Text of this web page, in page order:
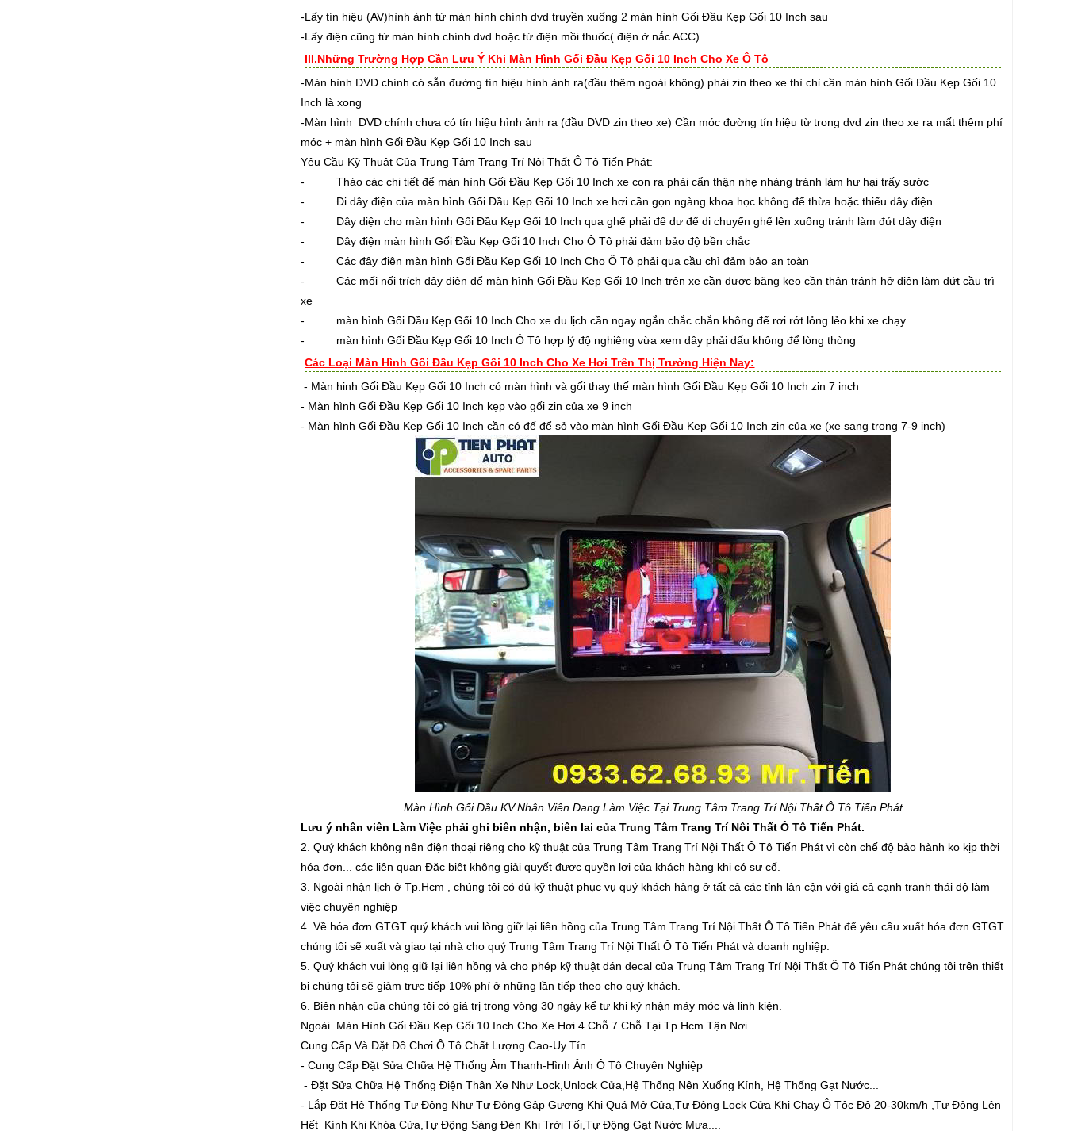
-Lấy tín hiệu (AV)hình ảnh từ màn hình chính dvd truyền xuống 2 màn hình Gối Đầu Kẹp Gối 10 Inch sau
-Lấy điện cũng từ màn hình chính dvd hoặc từ điện mồi thuốc( điện ở nắc ACC)
III.Những Trường Hợp Cần Lưu Ý Khi Màn Hình Gối Đầu Kẹp Gối 10 Inch Cho Xe Ô Tô
-Màn hình DVD chính có sẵn đường tín hiệu hình ảnh ra(đầu thêm ngoài không) phải zin theo xe thì chỉ cần màn hình Gối Đầu Kẹp Gối 10
Inch là xong
-Màn hình DVD chính chưa có tín hiệu hình ảnh ra (đầu DVD zin theo xe) Cần móc đường tín hiệu từ trong dvd zin theo xe ra mất thêm phí
móc + màn hình Gối Đầu Kẹp Gối 10 Inch sau
Yêu Cầu Kỹ Thuật Của Trung Tâm Trang Trí Nội Thất Ô Tô Tiến Phát:
- Tháo các chi tiết để màn hình Gối Đầu Kẹp Gối 10 Inch xe con ra phải cẩn thận nhẹ nhàng tránh làm hư hại trấy sước
- Đi dây điện của màn hình Gối Đầu Kẹp Gối 10 Inch xe hơi cần gọn ngàng khoa học không để thừa hoặc thiếu dây điện
- Dây diện cho màn hình Gối Đầu Kẹp Gối 10 Inch qua ghế phải để dư để di chuyển ghế lên xuống tránh làm đứt dây điện
- Dây điện màn hình Gối Đầu Kẹp Gối 10 Inch Cho Ô Tô phải đảm bảo độ bền chắc
- Các đây điện màn hình Gối Đầu Kẹp Gối 10 Inch Cho Ô Tô phải qua cầu chì đảm bảo an toàn
- Các mối nối trích dây điện để màn hình Gối Đầu Kẹp Gối 10 Inch trên xe cần được băng keo cần thận tránh hở điện làm đứt cầu trì
xe
- màn hình Gối Đầu Kẹp Gối 10 Inch Cho xe du lịch cần ngay ngắn chắc chắn không để rơi rớt lỏng lẻo khi xe chạy
- màn hình Gối Đầu Kẹp Gối 10 Inch Ô Tô hợp lý độ nghiêng vừa xem dây phải dấu không để lòng thòng
Các Loại Màn Hình Gối Đầu Kẹp Gối 10 Inch Cho Xe Hơi Trên Thị Trường Hiện Nay:
- Màn hinh Gối Đầu Kẹp Gối 10 Inch có màn hình và gối thay thế màn hình Gối Đầu Kẹp Gối 10 Inch zin 7 inch
- Màn hình Gối Đầu Kẹp Gối 10 Inch kẹp vào gối zin của xe 9 inch
- Màn hình Gối Đầu Kẹp Gối 10 Inch cần có đế để sỏ vào màn hình Gối Đầu Kẹp Gối 10 Inch zin của xe (xe sang trọng 7-9 inch)
Màn Hình Gối Đầu KV.Nhân Viên Đang Làm Việc Tại Trung Tâm Trang Trí Nội Thất Ô Tô Tiến Phát
Lưu ý nhân viên Làm Việc phải ghi biên nhận, biên lai của Trung Tâm Trang Trí Nôi Thất Ô Tô Tiến Phát.
2. Quý khách không nên điện thoại riêng cho kỹ thuật của Trung Tâm Trang Trí Nội Thất Ô Tô Tiến Phát vì còn chế độ bảo hành ko kịp thời
hóa đơn... các liên quan Đặc biệt không giải quyết được quyền lợi của khách hàng khi có sự cố.
3. Ngoài nhận lịch ở Tp.Hcm , chúng tôi có đủ kỹ thuật phục vụ quý khách hàng ở tất cả các tỉnh lân cận với giá cả cạnh tranh thái độ làm
việc chuyên nghiệp
4. Về hóa đơn GTGT quý khách vui lòng giữ lại liên hồng của Trung Tâm Trang Trí Nội Thất Ô Tô Tiến Phát để yêu cầu xuất hóa đơn GTGT
chúng tôi sẽ xuất và giao tại nhà cho quý Trung Tâm Trang Trí Nội Thất Ô Tô Tiến Phát và doanh nghiệp.
5. Quý khách vui lòng giữ lại liên hồng và cho phép kỹ thuật dán decal của Trung Tâm Trang Trí Nội Thất Ô Tô Tiến Phát chúng tôi trên thiết
bị chúng tôi sẽ giảm trực tiếp 10% phí ở những lần tiếp theo cho quý khách.
6. Biên nhận của chúng tôi có giá trị trong vòng 30 ngày kể tư khi ký nhận máy móc và linh kiện.
Ngoài Màn Hình Gối Đầu Kẹp Gối 10 Inch Cho Xe Hơi 4 Chỗ 7 Chỗ Tại Tp.Hcm Tận Nơi
Cung Cấp Và Đặt Đồ Chơi Ô Tô Chất Lượng Cao-Uy Tín
- Cung Cấp Đặt Sửa Chữa Hệ Thống Âm Thanh-Hình Ảnh Ô Tô Chuyên Nghiệp
- Đặt Sửa Chữa Hệ Thống Điện Thân Xe Như Lock,Unlock Cửa,Hệ Thống Nên Xuống Kính, Hệ Thống Gạt Nước...
- Lắp Đặt Hệ Thống Tự Động Như Tự Động Gập Gương Khi Quá Mở Cửa,Tự Đông Lock Cửa Khi Chạy Ô Tôc Độ 20-30km/h ,Tự Động Lên
Hết Kính Khi Khóa Cửa,Tự Động Sáng Đèn Khi Trời Tối,Tự Động Gạt Nước Mưa....